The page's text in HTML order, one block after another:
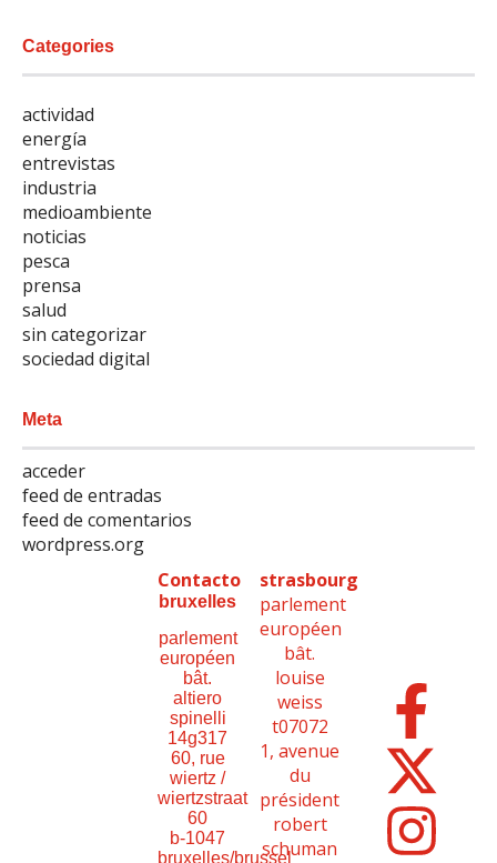
Categories
actividad
energía
entrevistas
industria
medioambiente
noticias
pesca
prensa
salud
sin categorizar
sociedad digital
Meta
acceder
feed de entradas
feed de comentarios
wordpress.org
Contacto
bruxelles
parlement
européen
bât.
altiero
spinelli
14g317
60, rue
wiertz /
wiertzstraat
60
b-1047
bruxelles/brussel
strasbourg
parlement
européen
bât.
louise
weiss
t07072
1, avenue
du
président
robert
schuman